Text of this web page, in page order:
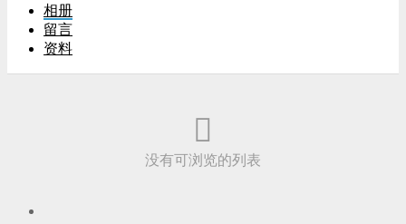
相册
留言
资料
没有可浏览的列表